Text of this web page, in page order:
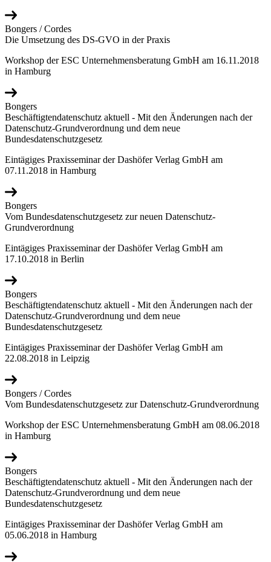
Bongers / Cordes
Die Umsetzung des DS-GVO in der Praxis
Workshop der ESC Unternehmensberatung GmbH am 16.11.2018
in Hamburg
Bongers
Beschäftigtendatenschutz aktuell - Mit den Änderungen nach der
Datenschutz-Grundverordnung und dem neue
Bundesdatenschutzgesetz
Eintägiges Praxisseminar der Dashöfer Verlag GmbH am
07.11.2018 in Hamburg
Bongers
Vom Bundesdatenschutzgesetz zur neuen Datenschutz-
Grundverordnung
Eintägiges Praxisseminar der Dashöfer Verlag GmbH am
17.10.2018 in Berlin
Bongers
Beschäftigtendatenschutz aktuell - Mit den Änderungen nach der
Datenschutz-Grundverordnung und dem neue
Bundesdatenschutzgesetz
Eintägiges Praxisseminar der Dashöfer Verlag GmbH am
22.08.2018 in Leipzig
Bongers / Cordes
Vom Bundesdatenschutzgesetz zur Datenschutz-Grundverordnung
Workshop der ESC Unternehmensberatung GmbH am 08.06.2018
in Hamburg
Bongers
Beschäftigtendatenschutz aktuell - Mit den Änderungen nach der
Datenschutz-Grundverordnung und dem neue
Bundesdatenschutzgesetz
Eintägiges Praxisseminar der Dashöfer Verlag GmbH am
05.06.2018 in Hamburg